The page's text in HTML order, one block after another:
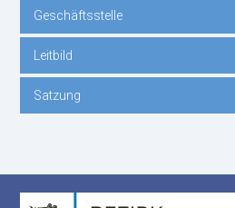
Geschäftsstelle
Leitbild
Satzung